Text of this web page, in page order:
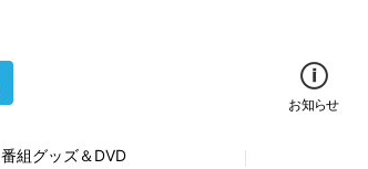
お知らせ
番組グッズ＆DVD